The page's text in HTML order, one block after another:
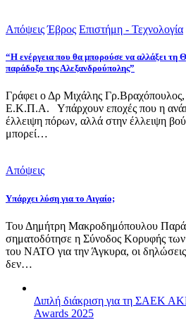
Απόψεις Έβρος Επιστήμη - Τεχνολογία
“Η ενέργεια που θα μπορούσε να αλλάξει τη
παράδοξο της Αλεξανδρούπολης”
Γράφει ο Δρ Μιχάλης
Ε.Κ.Π.Α. Υπάρχουν εποχές που η
έλλειψη πόρων, αλλά στην έλλειψη
μπορεί…
Απόψεις
Υπάρχει λύση για το Αιγαίο;
Του Δημήτρη Μακροδημόπουλου Παρά
σηματοδότησε η Σύνοδος Κορυφής
του ΝΑΤΟ για την Άγκυρα, οι
δεν…
Διπλή διάκριση για τη ΣΑΕΚ
Awards 2025